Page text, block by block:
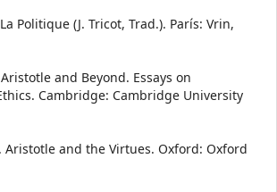
Politique (J. Tricot, Trad.). París: Vrin,
and Beyond. Essays on
Cambridge: Cambridge University
Aristotle and the Virtues. Oxford: Oxford